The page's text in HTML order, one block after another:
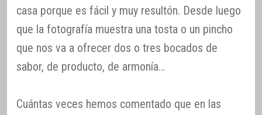
casa porque es fácil y muy resultón. Desde luego
que la fotografía muestra una tosta o un pincho
que nos va a ofrecer dos o tres bocados de
sabor, de producto, de armonía…
Cuántas veces hemos comentado que en las